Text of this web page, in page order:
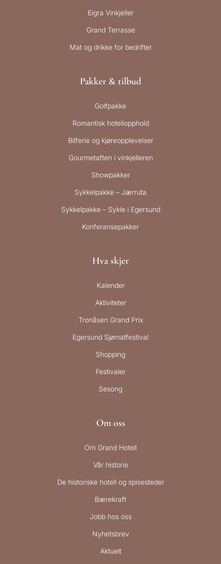
Eigra Vinkjeller
Grand Terrasse
Mat og drikke for bedrifter
Pakker & tilbud
Golfpakke
Romantisk hotellopphold
Bilferie og kjøreopplevelser
Gourmetaften i vinkjelleren
Showpakker
Sykkelpakke – Jærruta
Sykkelpakke – Sykle i Egersund
Konferansepakker
Hva skjer
Kalender
Aktiviteter
Tronåsen Grand Prix
Egersund Sjømatfestival
Shopping
Festivaler
Sesong
Om oss
Om Grand Hotell
Vår historie
De historiske hotell og spisesteder
Bærekraft
Jobb hos oss
Nyhetsbrev
Aktuelt